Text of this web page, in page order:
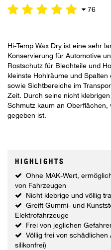
76
Hi-Temp Wax Dry ist eine sehr
Konservierung für Automotive
Rostschutz für Blechteile und
kleinste Hohlräume und
sowie Sichtbereiche im
Zeit. Durch seine nicht
Schmutz kaum an
gegeben ist.
HIGHLIGHTS
Ohne MAK-Wert,
von Fahrzeugen
Nicht klebrige und völlig
Greift Gummi- und
Elektrofahrzeuge
Frei von jeglichen
Völlig frei von
silikonfrei)